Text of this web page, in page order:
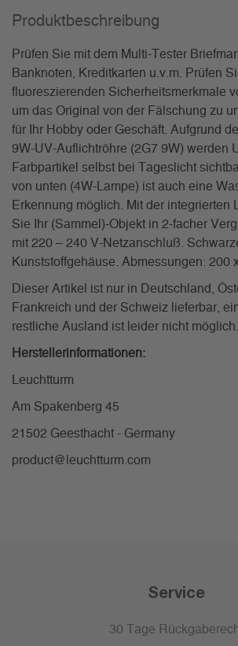
Produkt­beschreibung
Prüfen Sie mit dem Multi-Tester
Banknoten, Kreditkarten u.v.m. Prüfen
fluoreszierenden Sicherheitsmerkmale
um das Original von der Fälschung zu
für Ihr Hobby oder Geschäft. Aufgrund
9W-UV-Auflichtröhre (2G7 9W) werden
Farbpartikel selbst bei Tageslicht
von unten (4W-Lampe) ist auch eine
Erkennung möglich. Mit der integrierten
Sie Ihr (Sammel)-Objekt in 2-facher
mit 220 – 240 V-Netzanschluß.
Kunststoffgehäuse. Abmessungen: 200
Dieser Artikel ist nur in Deutschland,
Frankreich und der Schweiz lieferbar,
restliche Ausland ist leider nicht möglich.
Herstellerinformationen:
Leuchtturm
Am Spakenberg 45
21502 Geesthacht - Germany
product@leuchtturm.com
Service
30 Tage